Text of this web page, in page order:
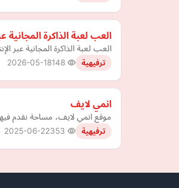
العب لعبة الذاكرة المجانية
العب لعبة الذاكرة المجانية عبر
ترفيهية 2026-05-18
انمي لايف
موقع انمي لايف، مساحة نقدم
ترفيهية 2025-06-22